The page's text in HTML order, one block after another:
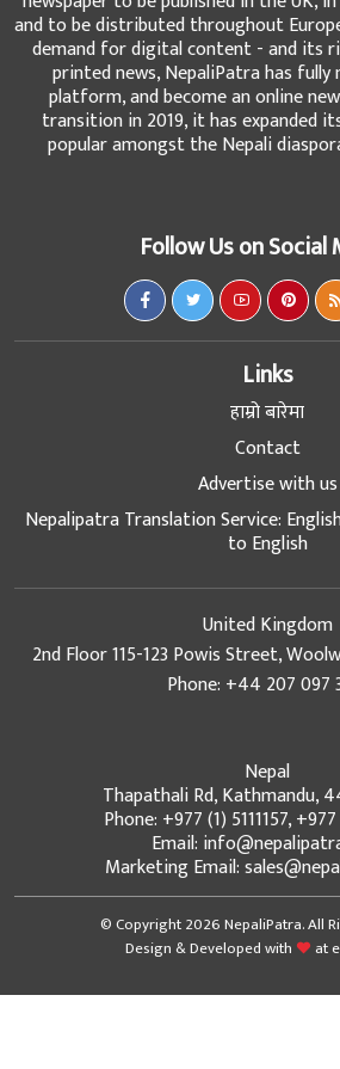
and to be distributed throughout
demand for digital content - and its
printed news, NepaliPatra has
platform, and become an online
transition in 2019, it has expanded
popular amongst the Nepali
Follow Us on Social
Links
हाम्रो बारेमा
Contact
Advertise with us
Nepalipatra Translation Service:
to English
United Kingdom
2nd Floor 115-123 Powis Street,
Phone: +44 207 097
Nepal
Thapathali Rd, Kathmandu,
Phone: +977 (1) 5111157,
Email:
Marketing Email:
© Copyright 2026 NepaliPatra. All
Design & Developed with
at